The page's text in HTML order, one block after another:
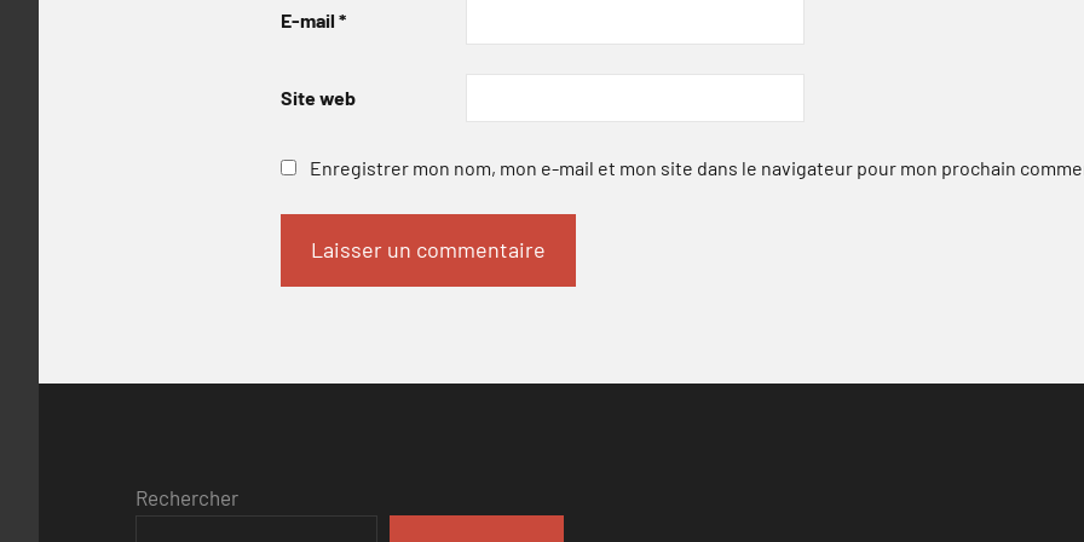
E-mail *
Site web
Enregistrer mon nom, mon e-mail et mon site dans le navigateur pour mon prochain
Rechercher